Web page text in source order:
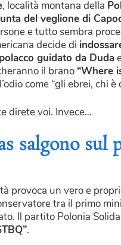
, località montana della
del veglione di
e tutto sembra
decide di
guidato da Duda
il brano“Where
come “gli ebrei, chi
direte voi. Invece…
salgono sul
provoca un vero e
tra il primo
Il partito Polonia
.